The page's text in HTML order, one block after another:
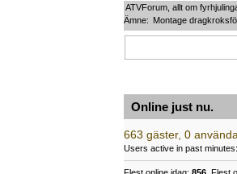
ATVForum, allt om
Ämne: Montage
Online just nu.
663 gäster, 0
Users active in past minutes: